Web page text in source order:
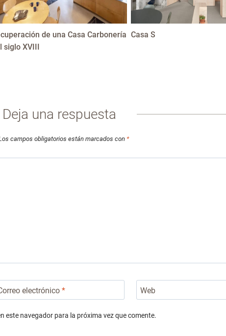
de una Casa Carbonería
siglo XVIII
Casa S
Deja una respuesta
campos obligatorios están marcados con *
electrónico* Web
este navegador para la próxima vez que comente.